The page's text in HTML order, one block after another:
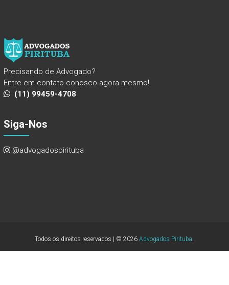
Precisando de Advogado?
Entre em contato conosco agora mesmo!
(11) 99459-4708
Siga-Nos
@advogadospirituba
Todos os direitos reservados | © 2026Advogados Pirituba.